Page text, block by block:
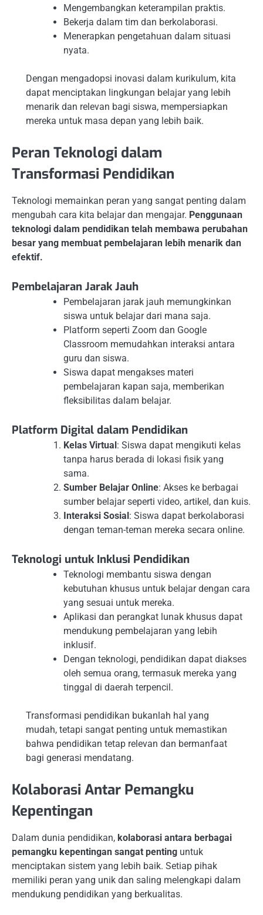
Mengembangkan keterampilan praktis.
Bekerja dalam tim dan berkolaborasi.
Menerapkan pengetahuan dalam situasi
nyata.
Dengan mengadopsi inovasi dalam kurikulum, kita
dapat menciptakan lingkungan belajar yang lebih
menarik dan relevan bagi siswa, mempersiapkan
mereka untuk masa depan yang lebih baik.
Peran Teknologi dalam
Transformasi Pendidikan
Teknologi memainkan peran yang sangat penting dalam
mengubah cara kita belajar dan mengajar. Penggunaan
teknologi dalam pendidikan telah membawa perubahan
besar yang membuat pembelajaran lebih menarik dan
efektif.
Pembelajaran Jarak Jauh
Pembelajaran jarak jauh memungkinkan
siswa untuk belajar dari mana saja.
Platform seperti Zoom dan Google
Classroom memudahkan interaksi antara
guru dan siswa.
Siswa dapat mengakses materi
pembelajaran kapan saja, memberikan
fleksibilitas dalam belajar.
Platform Digital dalam Pendidikan
Kelas Virtual: Siswa dapat mengikuti kelas
tanpa harus berada di lokasi fisik yang
sama.
Sumber Belajar Online: Akses ke berbagai
sumber belajar seperti video, artikel, dan kuis.
Interaksi Sosial: Siswa dapat berkolaborasi
dengan teman-teman mereka secara online.
Teknologi untuk Inklusi Pendidikan
Teknologi membantu siswa dengan
kebutuhan khusus untuk belajar dengan cara
yang sesuai untuk mereka.
Aplikasi dan perangkat lunak khusus dapat
mendukung pembelajaran yang lebih
inklusif.
Dengan teknologi, pendidikan dapat diakses
oleh semua orang, termasuk mereka yang
tinggal di daerah terpencil.
Transformasi pendidikan bukanlah hal yang
mudah, tetapi sangat penting untuk memastikan
bahwa pendidikan tetap relevan dan bermanfaat
bagi generasi mendatang.
Kolaborasi Antar Pemangku
Kepentingan
Dalam dunia pendidikan, kolaborasi antara berbagai
pemangku kepentingan sangat penting untuk
menciptakan sistem yang lebih baik. Setiap pihak
memiliki peran yang unik dan saling melengkapi dalam
mendukung pendidikan yang berkualitas.